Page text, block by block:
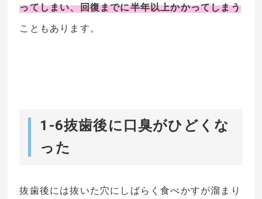
ってしまい、回復までに半年以上かかってしまう
こともあります。
1-6抜歯後に口臭がひどくな
った
抜歯後には抜いた穴にしばらく食べかすが溜まり